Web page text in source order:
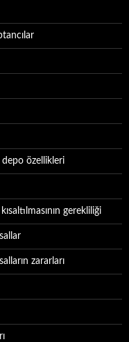
depo özellikleri
gerekliliği
zararları